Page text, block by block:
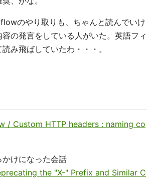
のやり取りも、ちゃんと読んでいけ
の発言をしている人がいた。英語フィ
み飛ばしていたわ・・・。
/ Custom HTTP headers : naming co
かけになった会話
the "X-" Prefix and Similar C